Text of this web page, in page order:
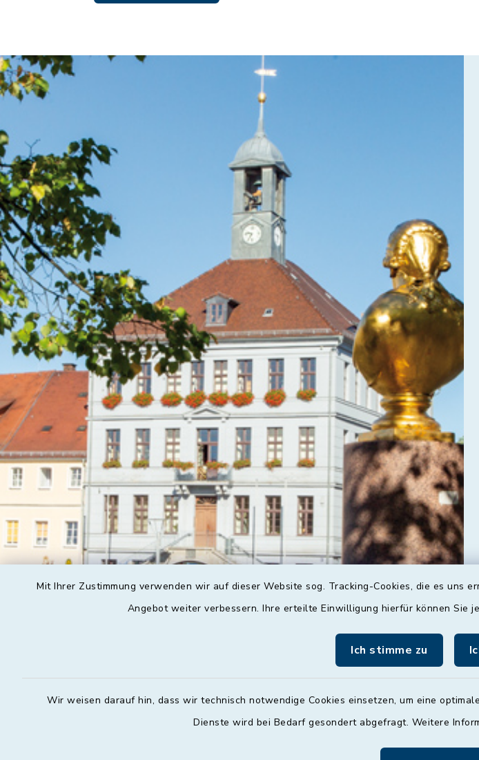
Mit Ihrer Zustimmung verwenden wir auf dieser Website sog. Tracking-Cookies, die es uns
Angebot weiter verbessern. Ihre erteilte Einwilligung hierfür können Sie
Ich stimme zu
Wir weisen darauf hin, dass wir technisch notwendige Cookies einsetzen, um eine
Dienste wird bei Bedarf gesondert abgefragt. Weitere